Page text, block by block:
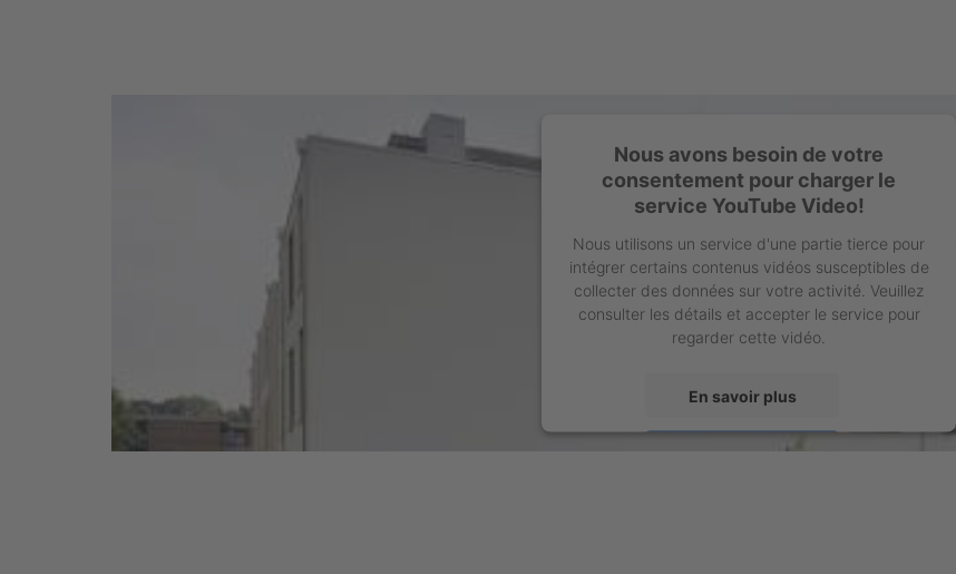
Nous avons besoin de votre
consentement pour charger le
service YouTube Video!
Nous utilisons un service d'une partie tierce pour
intégrer certains contenus vidéos susceptibles de
collecter des données sur votre activité. Veuillez
consulter les détails et accepter le service pour
regarder cette vidéo.
En savoir plus